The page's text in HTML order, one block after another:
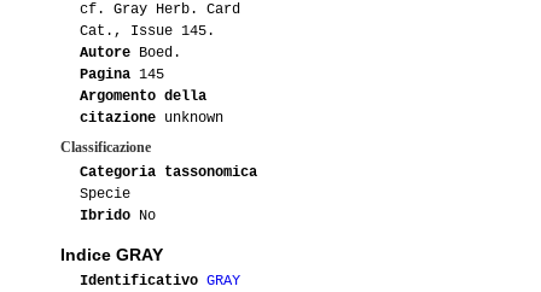
cf. Gray Herb. Card
Cat., Issue 145.
Autore Boed.
Pagina 145
Argomento della
citazione unknown
Classificazione
Categoria tassonomica
Specie
Ibrido No
Indice GRAY
Identificativo GRAY